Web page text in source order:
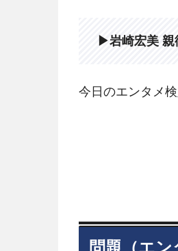
▶岩崎宏美 親
今日のエンタメ